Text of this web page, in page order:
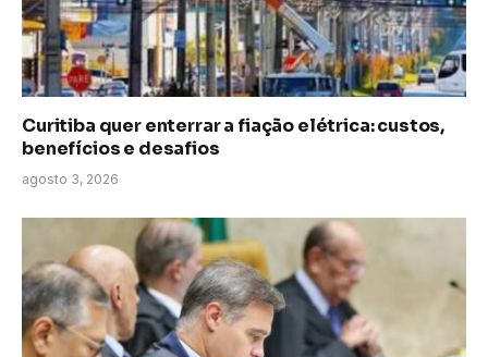
Curitiba quer enterrar a fiação elétrica: custos,
benefícios e desafios
agosto 3, 2026